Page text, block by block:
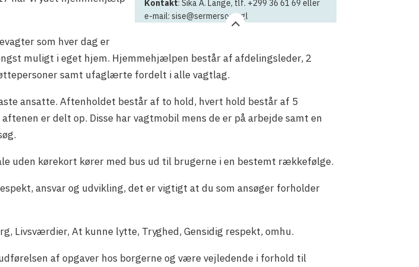
Kontakt: Sika A. Lange, tlf. +299 36 61 69 eller
e-mail: sise@sermersooq.gl
som hver dag er
muligt i eget hjem. Hjemmehjælpen består af afdelingsleder, 2
samt ufaglærte fordelt i alle vagtlag.
ansatte. Aftenholdet består af to hold, hvert hold består af 5
er delt op. Disse har vagtmobil mens de er på arbejde samt en
uden kørekort kører med bus ud til brugerne i en bestemt rækkefølge.
ansvar og udvikling, det er vigtigt at du som ansøger forholder
Livsværdier, At kunne lytte, Tryghed, Gensidig respekt, omhu.
af opgaver hos borgerne og være vejledende i forhold til